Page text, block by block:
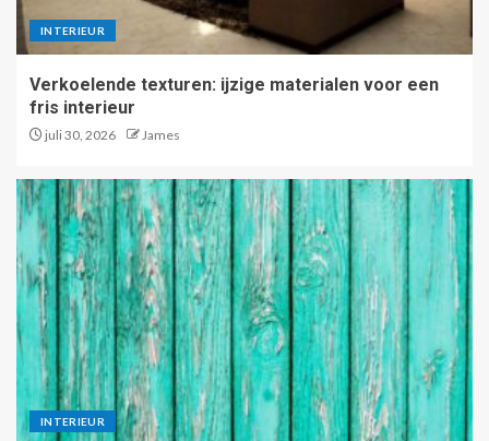
INTERIEUR
Verkoelende texturen: ijzige materialen voor een
fris interieur
juli 30, 2026 James
INTERIEUR